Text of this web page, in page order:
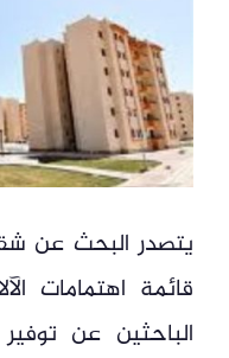
قائمة اهتمامات
الباحثين عن